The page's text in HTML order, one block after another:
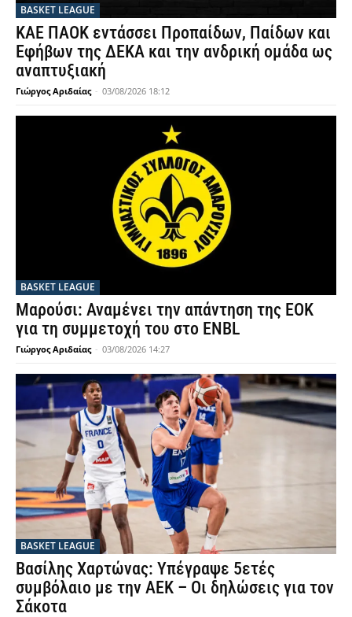
BASKET LEAGUE
ΚΑΕ ΠΑΟΚ εντάσσει Προπαίδων, Παίδων και
Εφήβων της ΔΕΚΑ και την ανδρική ομάδα ως
αναπτυξιακή
Γιώργος Αριδαίας - 03/08/2026 18:12
BASKET LEAGUE
Μαρούσι: Αναμένει την απάντηση της ΕΟΚ
για τη συμμετοχή του στο ENBL
Γιώργος Αριδαίας - 03/08/2026 14:27
BASKET LEAGUE
Βασίλης Χαρτώνας: Υπέγραψε 5ετές
συμβόλαιο με την ΑΕΚ – Οι δηλώσεις για τον
Σάκοτα